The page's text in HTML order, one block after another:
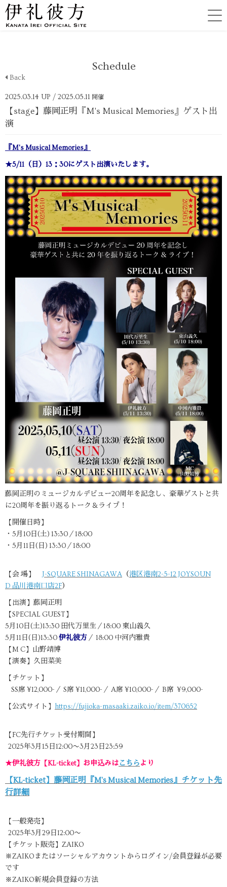
Schedule
Back
2025.03.14 UP / 2025.05.11 開催
【stage】藤岡正明『M's Musical Memories』ゲスト出
演
『M's Musical Memories』
★5/11（日）13：30にゲスト出演いたします。
藤岡正明のミュージカルデビュー20周年を記念し、豪華ゲストと共
に20周年を振り返るトーク＆ライブ！
【開催日時】
・5月10日(土) 13:30／18:00
・5月11日(日) 13:30／18:00
【会 場】 J-SQUARE SHINAGAWA （港区港南2-5-12 JOYSOUN
D 品川港南口店2F）
【出演】藤岡正明
【SPECIAL GUEST】
5月10日(土)13:30 田代万里生／18:00 東山義久
5月11日(日)13:30伊礼彼方／ 18:00 中河内雅貴
【M C】山野靖博
【演奏】久田菜美
【チケット】
SS席 ¥12,000-／ S席 ¥11,000-／ A席 ¥10,000-／ B席 ¥9,000-
【公式サイト】 https://fujioka-masaaki.zaiko.io/item/370652
【FC先行チケット受付期間】
2025年3月15日12:00〜3月23日23:59
★伊礼彼方【KL-ticket】お申込みはこちらより
【KL-ticket】藤岡正明『M's Musical Memories』チケット先
行詳細
【一般発売】
2025年3月29日12:00〜
【チケット販売】ZAIKO
※ZAIKOまたはソーシャルアカウントからログイン/会員登録が必要
です
※ZAIKO新規会員登録の方法